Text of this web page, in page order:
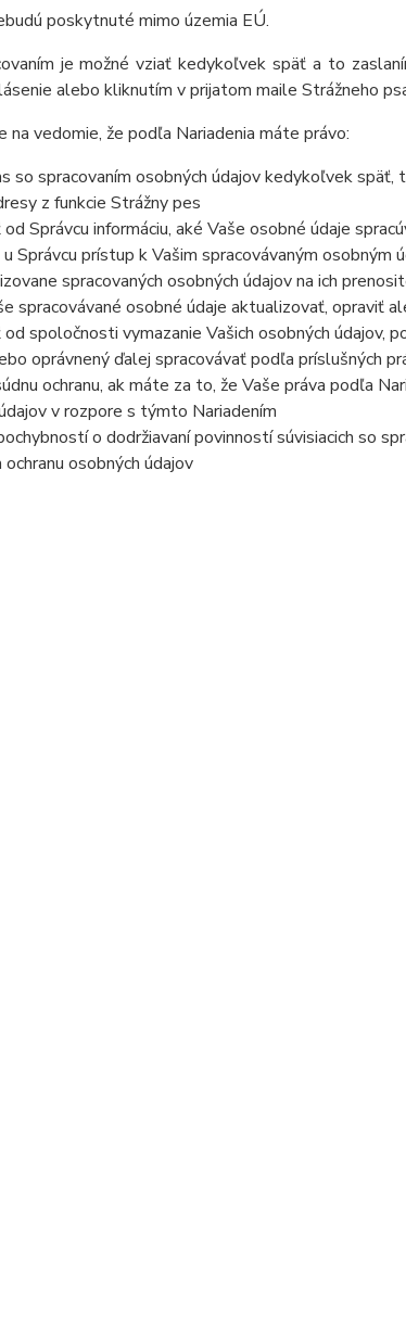
poskytnuté mimo územia EÚ.
je možné vziať kedykoľvek späť a to
alebo kliknutím v prijatom maile Strážneho
na vedomie, že podľa Nariadenia máte právo:
so spracovaním osobných údajov kedykoľvek
z funkcie Strážny pes
Správcu informáciu, aké Vaše osobné údaje
Správcu prístup k Vašim spracovávaným osobným
spracovaných osobných údajov na ich
spracovávané osobné údaje aktualizovať, opraviť
spoločnosti vymazanie Vašich osobných údajov,
oprávnený ďalej spracovávať podľa príslušných
ochranu, ak máte za to, že Vaše práva podľa
v rozpore s týmto Nariadením
o dodržiavaní povinností súvisiacich so
ochranu osobných údajov